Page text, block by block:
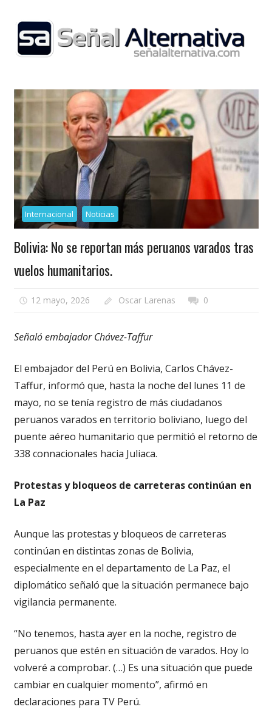
content
Internacional Noticias
Bolivia: No se reportan más peruanos varados tras
vuelos humanitarios.
12 mayo, 2026 Oscar Larenas 0
Señaló embajador Chávez-Taffur
El embajador del Perú en Bolivia, Carlos Chávez-
Taffur, informó que, hasta la noche del lunes 11 de
mayo, no se tenía registro de más ciudadanos
peruanos varados en territorio boliviano, luego del
puente aéreo humanitario que permitió el retorno de
338 connacionales hacia Juliaca.
Protestas y bloqueos de carreteras continúan en
La Paz
Aunque las protestas y bloqueos de carreteras
continúan en distintas zonas de Bolivia,
especialmente en el departamento de La Paz, el
diplomático señaló que la situación permanece bajo
vigilancia permanente.
“No tenemos, hasta ayer en la noche, registro de
peruanos que estén en situación de varados. Hoy lo
volveré a comprobar. (…) Es una situación que puede
cambiar en cualquier momento”, afirmó en
declaraciones para TV Perú.